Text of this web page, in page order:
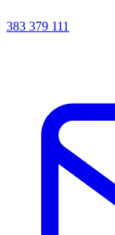
383 379 111